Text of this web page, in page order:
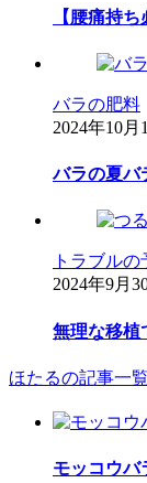
【腰痛持
バラの肥料
2024年10月
バラの夏バ
トラブル
2024年9月
無理な移植
ほたるの記事一覧
モッコウバ